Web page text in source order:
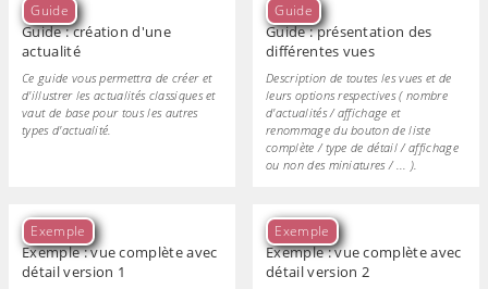
Guide
Guide : création d'une
actualité
Ce guide vous permettra de créer et
d'illustrer les actualités classiques et
vaut de base pour tous les autres
types d'actualité.
Guide
Guide : présentation des
différentes vues
Description de toutes les vues et de
leurs options respectives ( nombre
d'actualités / affichage et
renommage du bouton de liste
complète / type de détail / affichage
ou non des miniatures / ... ).
Exemple
Exemple : vue complète avec
détail version 1
Exemple
Exemple : vue complète avec
détail version 2